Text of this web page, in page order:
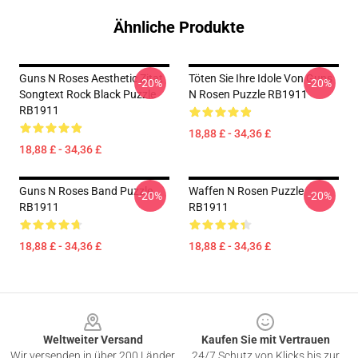
Ähnliche Produkte
Guns N Roses Aesthetic Zitat
Songtext Rock Black Puzzle
RB1911
18,88 £ - 34,36 £
-20%
Töten Sie Ihre Idole Von Guns
N Rosen Puzzle RB1911
18,88 £ - 34,36 £
-20%
Guns N Roses Band Puzzle
RB1911
18,88 £ - 34,36 £
-20%
Waffen N Rosen Puzzle
RB1911
18,88 £ - 34,36 £
-20%
Weltweiter Versand
Kaufen Sie mit Vertrauen